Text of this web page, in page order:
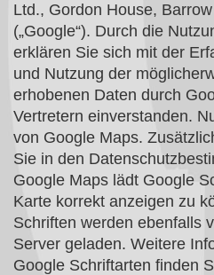
Ltd., Gordon House,
(„Google“). Durch die
erklären Sie sich mit der
und Nutzung der
erhobenen Daten durch
Vertretern einverstanden.
von Google Maps.
Sie in den
Google Maps lädt Google
Karte korrekt anzeigen zu
Schriften werden ebenfalls
Server geladen. Weitere
Google Schriftarten finden